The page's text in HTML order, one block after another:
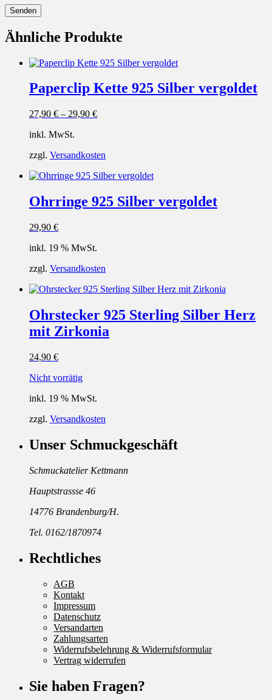
Ähnliche Produkte
Paperclip Kette 925 Silber vergoldet
27,90 € – 29,90 €
inkl. MwSt.
zzgl. Versandkosten
Ohrringe 925 Silber vergoldet
29,90 €
inkl. 19 % MwSt.
zzgl. Versandkosten
Ohrstecker 925 Sterling Silber Herz
mit Zirkonia
24,90 €
Nicht vorrätig
inkl. 19 % MwSt.
zzgl. Versandkosten
Unser Schmuckgeschäft
Schmuckatelier Kettmann
Hauptstrassse 46
14776 Brandenburg/H.
Tel. 0162/1870974
Rechtliches
AGB
Kontakt
Impressum
Datenschutz
Versandarten
Zahlungsarten
Widerrufsbelehrung & Widerrufsformular
Vertrag widerrufen
Sie haben Fragen?